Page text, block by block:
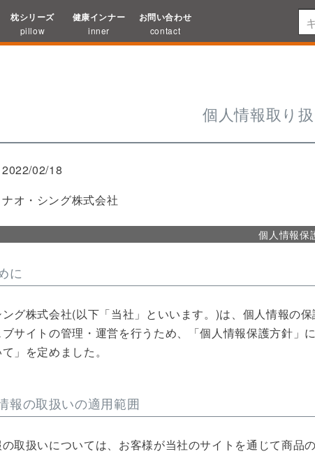
枕シリーズ
pillow
健康インナー
inner
お問い合わせ
contact
検索
個人情報取り
2022/02/18
ナオ・シング株式会社
個人情報保
に
グ株式会社(以下「当社」といいます。)は、個人情報の
サイトの管理・運営を行うため、「個人情報保護方針」
」を定めました。
報の取扱いの適用範囲
取扱いについては、お客様が当社のサイトを通じて商品